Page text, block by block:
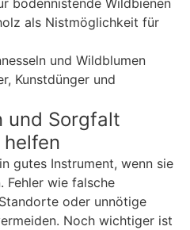
bodennistende Wildbienen
als Nistmöglichkeit für
und Wildblumen
Kunstdünger und
und Sorgfalt
gutes Instrument, wenn sie
Fehler wie falsche
oder unnötige
Noch wichtiger ist